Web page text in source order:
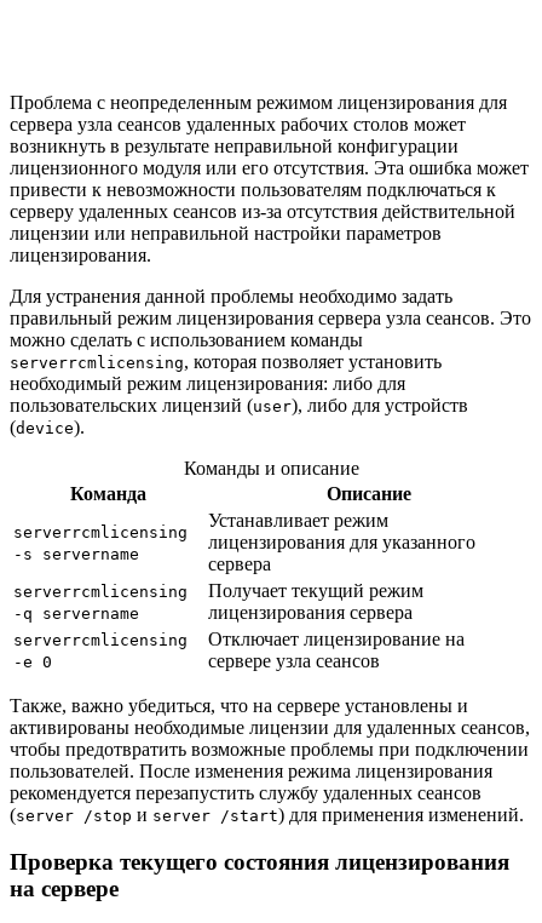
Проблема с неопределенным режимом лицензирования для
сервера узла сеансов удаленных рабочих столов может
возникнуть в результате неправильной конфигурации
лицензионного модуля или его отсутствия. Эта ошибка может
привести к невозможности пользователям подключаться к
серверу удаленных сеансов из-за отсутствия действительной
лицензии или неправильной настройки параметров
лицензирования.
Для устранения данной проблемы необходимо задать
правильный режим лицензирования сервера узла сеансов. Это
можно сделать с использованием команды
serverrcmlicensing, которая позволяет установить
необходимый режим лицензирования: либо для
пользовательских лицензий (user), либо для устройств
(device).
Команды и описание
Команда
Описание
serverrcmlicensing
-s servername
Устанавливает режим
лицензирования для указанного
сервера
serverrcmlicensing
-q servername
Получает текущий режим
лицензирования сервера
serverrcmlicensing
-e 0
Отключает лицензирование на
сервере узла сеансов
Также, важно убедиться, что на сервере установлены и
активированы необходимые лицензии для удаленных сеансов,
чтобы предотвратить возможные проблемы при подключении
пользователей. После изменения режима лицензирования
рекомендуется перезапустить службу удаленных сеансов
(server /stop и server /start) для применения изменений.
Проверка текущего состояния лицензирования
на сервере